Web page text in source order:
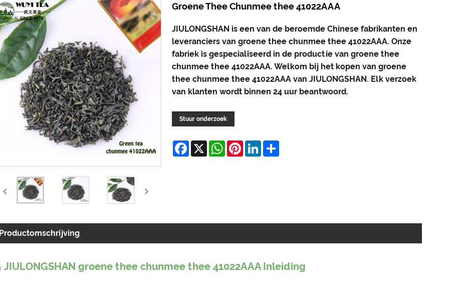
Groene Thee Chunmee thee 41022AAA
JIULONGSHAN is een van de beroemde Chinese fabrikanten en
leveranciers van groene thee chunmee thee 41022AAA. Onze
fabriek is gespecialiseerd in de productie van groene thee
chunmee thee 41022AAA. Welkom bij het kopen van groene
thee chunmee thee 41022AAA van JIULONGSHAN. Elk verzoek
van klanten wordt binnen 24 uur beantwoord.
Stuur onderzoek
Facebook
X WhatsApp
Pinterest
LinkedIn
Share
Productomschrijving
JIULONGSHAN groene thee chunmee thee 41022AAA Inleiding